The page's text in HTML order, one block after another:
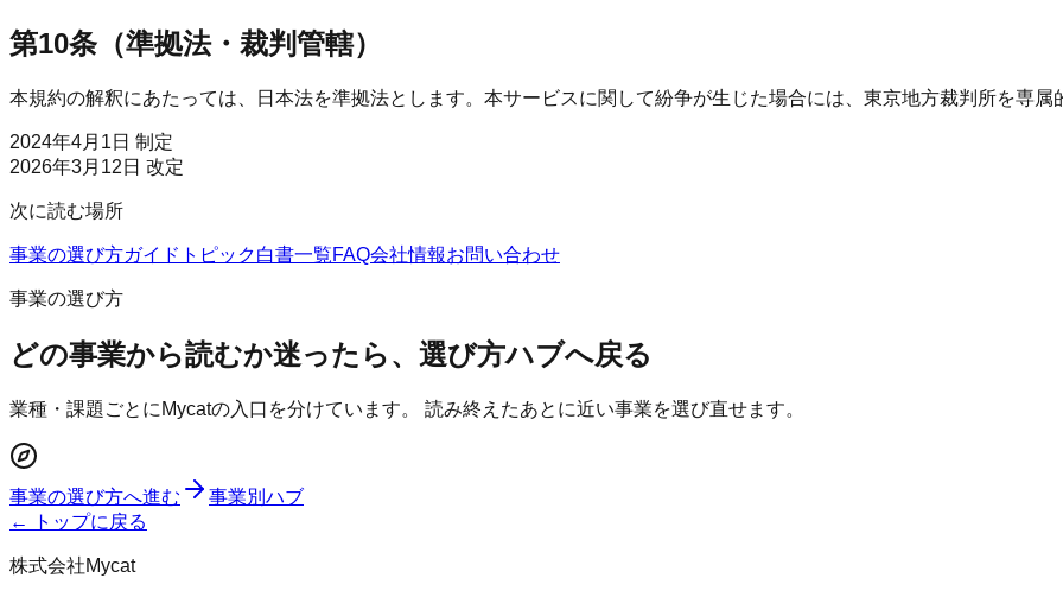
第10条（準拠法・裁判管轄）
本規約の解釈にあたっては、日本法を準拠法とします。本サービスに関して紛争が生じた場合には、東京地方裁判所を専属
2024年4月1日 制定
2026年3月12日 改定
次に読む場所
事業の選び方ガイド トピック白書一覧FAQ会社情報お問い合わせ
事業の選び方
どの事業から読むか迷ったら、選び方ハブへ戻る
業種・課題ごとにMycatの入口を分けています。 読み終えたあとに近い事業を選び直せます。
事業の選び方へ進む
事業別ハブ
← トップに戻る
株式会社Mycat